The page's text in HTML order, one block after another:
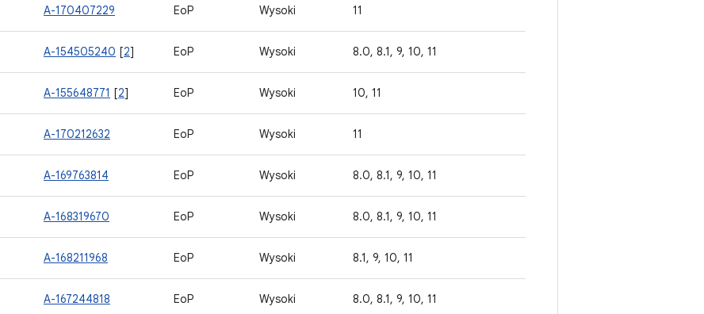
A-170407229 EoP Wysoki 11
A-154505240 [2] EoP Wysoki 8.0, 8.1, 9, 10, 11
A-155648771 [2] EoP Wysoki 10, 11
A-170212632 EoP Wysoki 11
A-169763814 EoP Wysoki 8.0, 8.1, 9, 10, 11
A-168319670 EoP Wysoki 8.0, 8.1, 9, 10, 11
A-168211968 EoP Wysoki 8.1, 9, 10, 11
A-167244818 EoP Wysoki 8.0, 8.1, 9, 10, 11